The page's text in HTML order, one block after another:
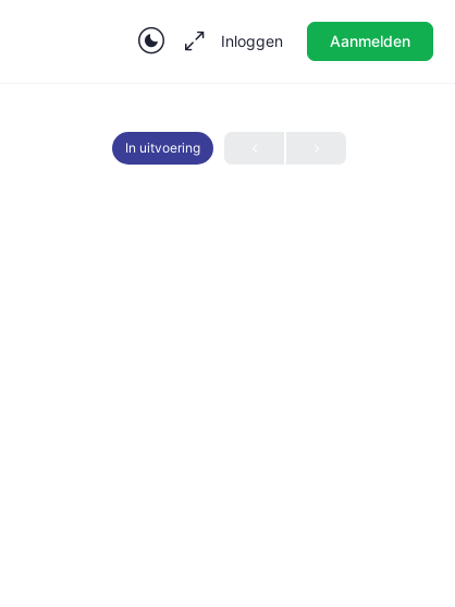
Inloggen Aanmelden
In uitvoering